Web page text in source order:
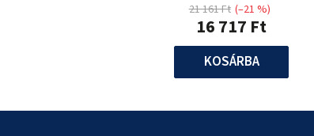
16 717 Ft
21 161 Ft (–21 %)
KOSÁRBA